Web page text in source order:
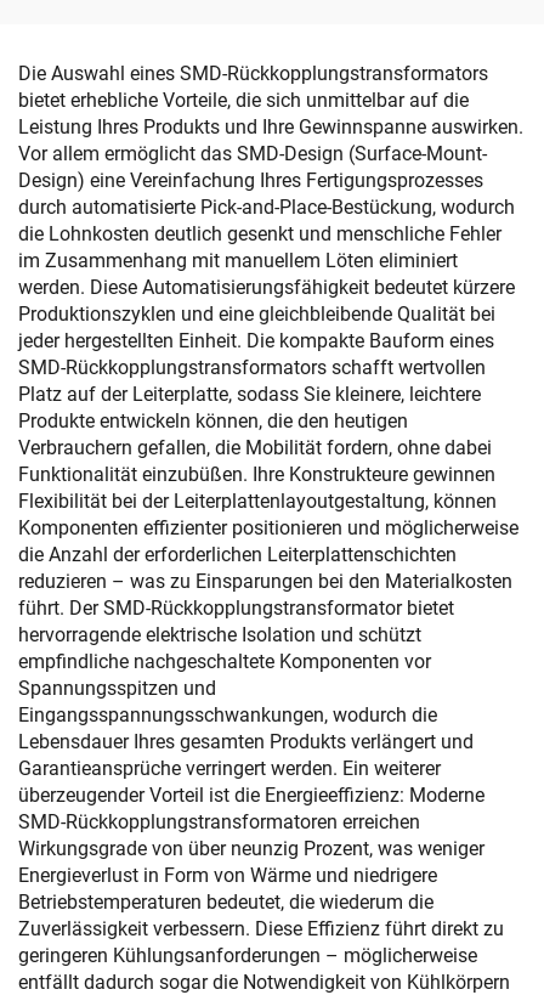
Die Auswahl eines SMD-Rückkopplungstransformators
bietet erhebliche Vorteile, die sich unmittelbar auf die
Leistung Ihres Produkts und Ihre Gewinnspanne auswirken.
Vor allem ermöglicht das SMD-Design (Surface-Mount-
Design) eine Vereinfachung Ihres Fertigungsprozesses
durch automatisierte Pick-and-Place-Bestückung, wodurch
die Lohnkosten deutlich gesenkt und menschliche Fehler
im Zusammenhang mit manuellem Löten eliminiert
werden. Diese Automatisierungsfähigkeit bedeutet kürzere
Produktionszyklen und eine gleichbleibende Qualität bei
jeder hergestellten Einheit. Die kompakte Bauform eines
SMD-Rückkopplungstransformators schafft wertvollen
Platz auf der Leiterplatte, sodass Sie kleinere, leichtere
Produkte entwickeln können, die den heutigen
Verbrauchern gefallen, die Mobilität fordern, ohne dabei
Funktionalität einzubüßen. Ihre Konstrukteure gewinnen
Flexibilität bei der Leiterplattenlayoutgestaltung, können
Komponenten effizienter positionieren und möglicherweise
die Anzahl der erforderlichen Leiterplattenschichten
reduzieren – was zu Einsparungen bei den Materialkosten
führt. Der SMD-Rückkopplungstransformator bietet
hervorragende elektrische Isolation und schützt
empfindliche nachgeschaltete Komponenten vor
Spannungsspitzen und
Eingangsspannungsschwankungen, wodurch die
Lebensdauer Ihres gesamten Produkts verlängert und
Garantieansprüche verringert werden. Ein weiterer
überzeugender Vorteil ist die Energieeffizienz: Moderne
SMD-Rückkopplungstransformatoren erreichen
Wirkungsgrade von über neunzig Prozent, was weniger
Energieverlust in Form von Wärme und niedrigere
Betriebstemperaturen bedeutet, die wiederum die
Zuverlässigkeit verbessern. Diese Effizienz führt direkt zu
geringeren Kühlungsanforderungen – möglicherweise
entfällt dadurch sogar die Notwendigkeit von Kühlkörpern